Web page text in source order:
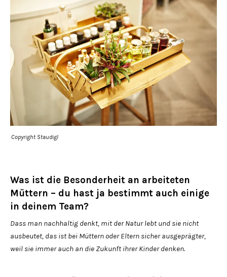
Copyright Staudigl
Was ist die Besonderheit an arbeiteten
Müttern – du hast ja bestimmt auch einige
in deinem Team?
Dass man nachhaltig denkt, mit der Natur lebt und sie nicht
ausbeutet, das ist bei Müttern oder Eltern sicher ausgeprägter,
weil sie immer auch an die Zukunft ihrer Kinder denken.